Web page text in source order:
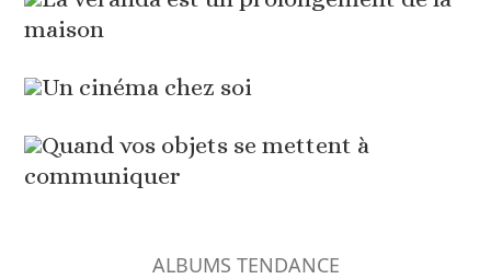
maison
Un cinéma chez soi
Quand vos objets se mettent à
communiquer
ALBUMS TENDANCE